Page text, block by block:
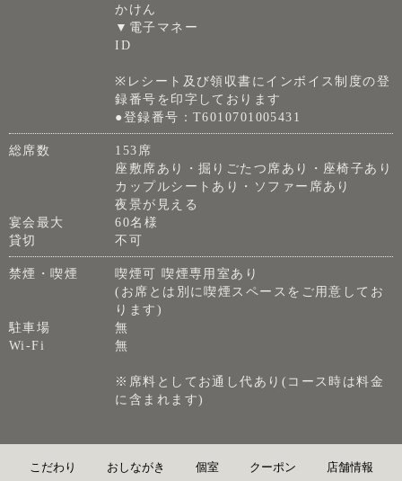
かけん
▼電子マネー
ID
※レシート及び領収書にインボイス制度の登
録番号を印字しております
●登録番号：T6010701005431
総席数
153席
座敷席あり・掘りごたつ席あり・座椅子あり
カップルシートあり・ソファー席あり
夜景が見える
宴会最大
60名様
貸切
不可
禁煙・喫煙
喫煙可 喫煙専用室あり
(お席とは別に喫煙スペースをご用意してお
ります)
駐車場
無
Wi-Fi
無
※席料としてお通し代あり(コース時は料金
に含まれます)
こだわり おしながき 個室 クーポン 店舗情報